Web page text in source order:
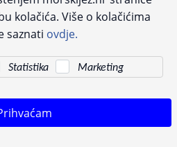
Pokušavamo osigurati što preciznije
ne možemo garantirati potpunu
23 231 761ili e-maila:info@morskijez.hr
kolačića. Više o kolačićima
saznati ovdje.
Statistika Marketing